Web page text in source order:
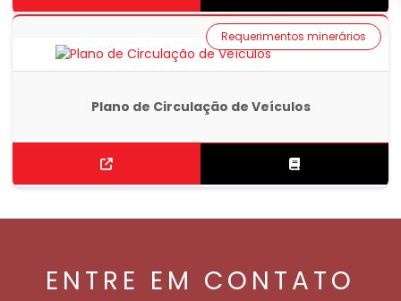
Plano de Circulação de Veículos
Requerimentos minerários
ENTRE EM CONTATO